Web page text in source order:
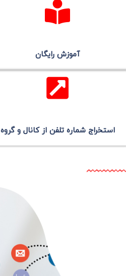
آموزش رایگان
استخراج شماره تلفن از کانال و گروه